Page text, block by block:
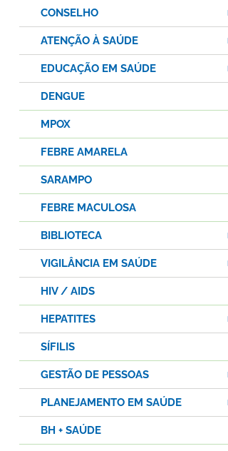
CONSELHO
ATENÇÃO À SAÚDE
EDUCAÇÃO EM SAÚDE
DENGUE
MPOX
FEBRE AMARELA
SARAMPO
FEBRE MACULOSA
BIBLIOTECA
VIGILÂNCIA EM SAÚDE
HIV / AIDS
HEPATITES
SÍFILIS
GESTÃO DE PESSOAS
PLANEJAMENTO EM SAÚDE
BH + SAÚDE